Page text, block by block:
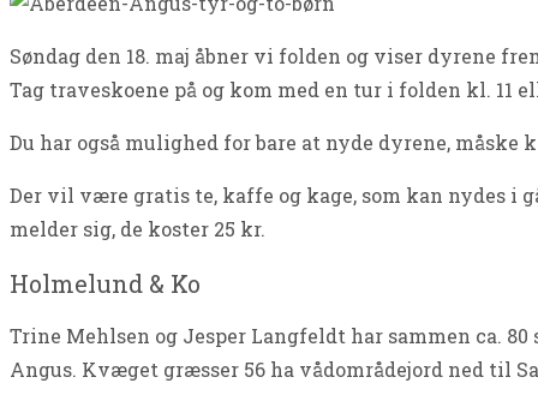
Søndag den 18. maj åbner vi folden og viser dyrene
Tag traveskoene på og kom med en tur i folden kl. 11
Du har også mulighed for bare at nyde dyrene, måske
Der vil være gratis te, kaffe og kage, som kan nydes
melder sig, de koster 25 kr.
Holmelund & Ko
Trine Mehlsen og Jesper Langfeldt har sammen ca.
Angus. Kvæget græsser 56 ha vådområdejord ned til